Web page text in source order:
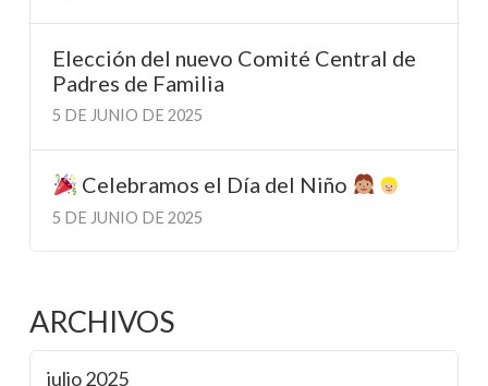
Elección del nuevo Comité Central de
Padres de Familia
5 DE JUNIO DE 2025
Celebramos el Día del Niño
5 DE JUNIO DE 2025
ARCHIVOS
julio 2025